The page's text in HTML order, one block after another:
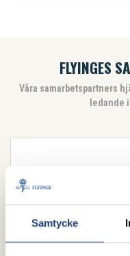
Samtycke
FLYINGES
Våra samarbetspartners
ledande